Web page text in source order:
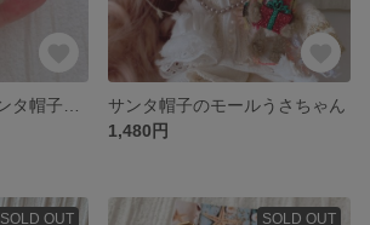
サンタ帽子のモールうさちゃん
1,480円
SOLD OUT SOLD OUT